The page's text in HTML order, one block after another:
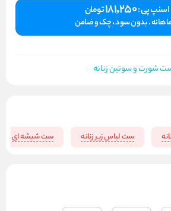
پی :181,250تومان
. بدون سود ، چک و ضامن
شورت و سوتین زنانه
ست لباس زیر زنانه ست شیشه ای